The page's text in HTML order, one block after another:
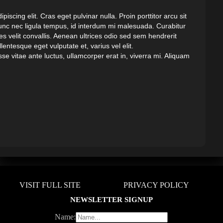
elit. Cras eget pulvinar nulla. Proin porttitor arcu sit
nec ligula tempus, id interdum mi malesuada. Curabitur
velit convallis. Aenean ultrices odio sed sem hendrerit
eget vulputate et, varius vel elit.
vitae ante luctus, ullamcorper erat in, viverra mi. Aliquam
VISIT FULL SITE PRIVACY POLICY
NEWSLETTER SIGNUP
Name: